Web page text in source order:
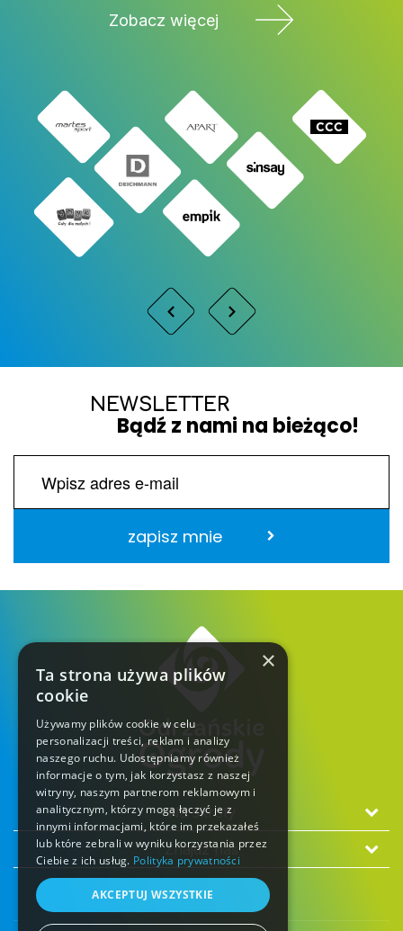
Zobacz więcej
NEWSLETTER
Bądź z nami na bieżąco!
zapisz mnie
Na skróty
Znajdź nas
×
Ta strona używa plików
cookie
Używamy plików cookie w celu
personalizacji treści, reklam i analizy
naszego ruchu. Udostępniamy również
informacje o tym, jak korzystasz z naszej
witryny, naszym partnerom reklamowym i
analitycznym, którzy mogą łączyć je z
innymi informacjami, które im przekazałeś
lub które zebrali w wyniku korzystania przez
Ciebie z ich usług. Polityka prywatności
AKCEPTUJ WSZYSTKIE